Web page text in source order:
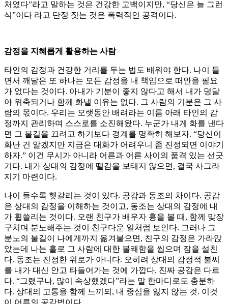
처였다”라고 말하는 것은 건강한 고백이지만, “당신은 늘 그런
식”이다 라고 단정 짓는 것은 폭력적인 공격이다.
감정을 지혜롭게 활용하는 사람
타인의 감정과 건강한 거리를 두는 법도 배워야 한다. 나이 들
면서 깨달은 또 하나는 모든 감정을 내 책임으로 떠안을 필요
가 없다는 것이다. 아내가 기분이 좋지 않다고 해서 내가 덩달
아 위축되거나 함께 화낼 이유는 없다. 그 사람의 기분은 그 사
람의 몫이다. 우리는 오랫동안 배려라는 이름 아래 타인의 감
정까지 관리하며 스스로를 소진해왔다. 누군가 내게 화를 낸다
면 그 불길을 끄려고 하기보다 경계를 명확히 해보자. “당신이
화난 건 알겠지만 지금은 대화가 어려우니 좀 진정되면 이야기
하자.” 이건 무시가 아니라 어른과 어른 사이의 품격 있는 선긋
기다. 내가 상대의 감정에 땔감을 보태지 않으면, 결국 사그라
지기 마련이다.
나이 들수록 헷갈리는 것이 있다. 공감과 동조의 차이다. 공감
은 상대의 감정을 이해하는 것이고, 동조는 상대의 감정에 내
가 휩쓸리는 것이다. 오랜 친구가 배우자 흉을 볼 때, 함께 맞장
구치며 분노해주는 것이 친구다운 일처럼 보인다. 그러나 그
분노의 불길이 나에게까지 옮겨붙으면, 친구의 감정은 가라앉
았는데 나는 홀로 그 사람에 대한 불쾌함을 씹으며 잠을 설친
다. 동조는 진정한 위로가 아니다. 오히려 상대의 감정적 불씨
를 내가 대신 안고 타들어가는 것에 가깝다. 진짜 공감은 다르
다. “그랬구나, 많이 속상했겠다”라는 말 한마디로도 충분하
다. 상대의 고통을 함께 느끼되, 내 중심을 잃지 않는 것. 이것